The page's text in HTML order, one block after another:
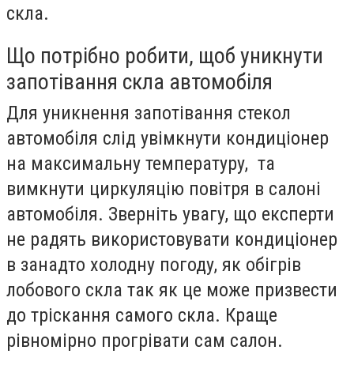
скла.
Що потрібно робити, щоб уникнути
запотівання скла автомобіля
Для уникнення запотівання стекол
автомобіля слід увімкнути кондиціонер
на максимальну температуру, та
вимкнути циркуляцію повітря в салоні
автомобіля. Зверніть увагу, що експерти
не радять використовувати кондиціонер
в занадто холодну погоду, як обігрів
лобового скла так як це може призвести
до тріскання самого скла. Краще
рівномірно прогрівати сам салон.